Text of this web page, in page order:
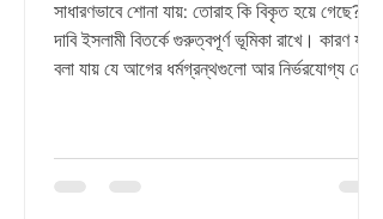
সাধারণভাবে শোনা যায়: তোরাহ কি বিকৃত হয়ে গেছে? এই
দাবি ইসলামী বিতর্কে গুরুত্বপূর্ণ ভূমিকা রাখে। কারণ যদি
বলা যায় যে আগের ধর্মগ্রন্থগুলো আর নির্ভরযোগ্য নেই,
একটি গুরুত্বপূর্ণ বিষয় আছে। আমরা যদি কুরআন নিজেই
কী বলে তা মনোযোগ দিয়ে পড়ি এবং তার সঙ্গে ঐতিহাসিক